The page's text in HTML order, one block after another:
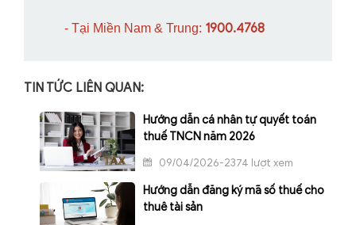
- Tại Miền Nam & Trung: 1900.4768
TIN TỨC LIÊN QUAN:
Hướng dẫn cá nhân tự quyết toán
thuế TNCN năm 2026
09/04/2026-2374 lượt xem
Hướng dẫn đăng ký mã số thuế cho
thuê tài sản